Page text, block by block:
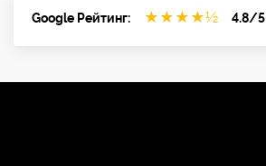
Google Рейтинг: ★ ★ ★ ★½ 4.8/5